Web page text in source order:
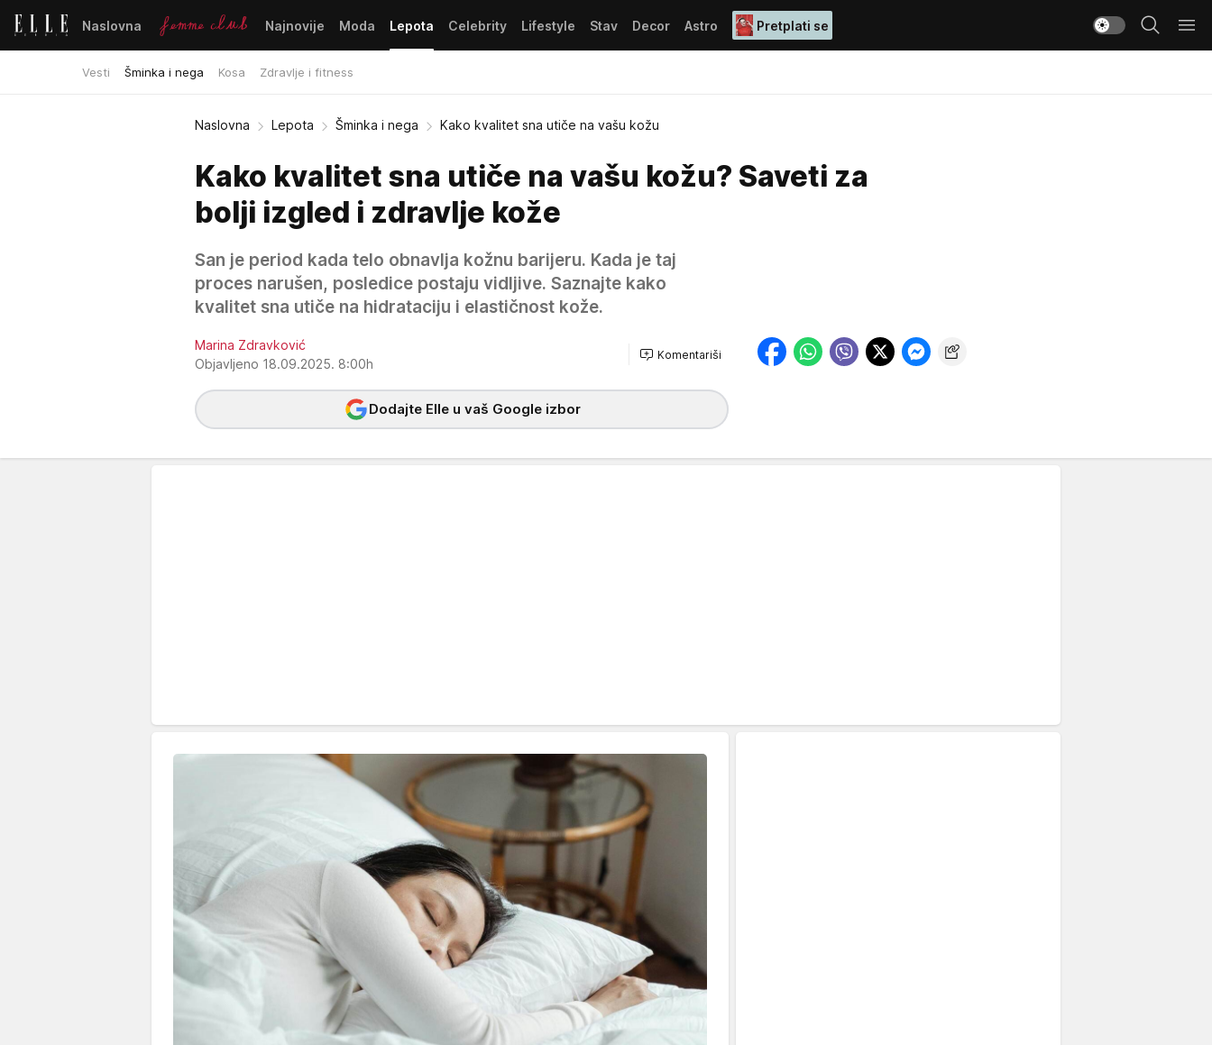
Naslovna Najnovije Moda Lepota
Vesti Šminka i nega Kosa Zdravlje i fitness
Celebrity Lifestyle Stav Decor Astro Pretplati se
Naslovna Lepota Šminka i nega Kako kvalitet sna utiče na vašu kožu
Kako kvalitet sna utiče na vašu kožu? Saveti za
bolji izgled i zdravlje kože
San je period kada telo obnavlja kožnu barijeru. Kada je taj
proces narušen, posledice postaju vidljive. Saznajte kako
kvalitet sna utiče na hidrataciju i elastičnost kože.
Marina Zdravković
Objavljeno 18.09.2025. 8:00h
Komentariši
Dodajte Elle u vaš Google izbor